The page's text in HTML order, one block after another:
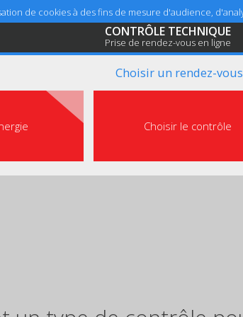
de cookies à des fins de mesure d'audience,
CONTRÔLE TECHNIQUE
Prise de rendez-vous en ligne
Choisir un rendez-vous
Choisir le contrôle